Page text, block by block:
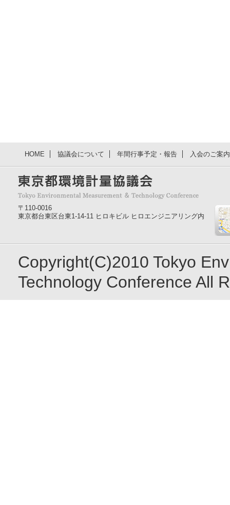
HOME 協議会について 年間行事予定・報告 入会のご案
〒110-0016
東京都台東区台東1-14-11 ヒロキビル ヒロエンジニアリング内
Copyright(C)2010 Tokyo
Technology Conference All